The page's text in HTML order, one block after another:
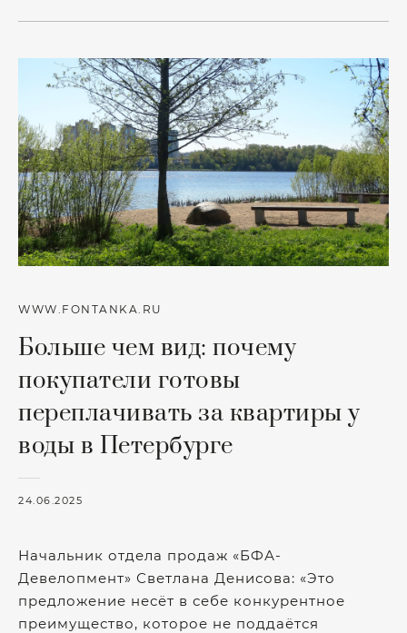
WWW.FONTANKA.RU
Больше чем вид: почему
покупатели готовы
переплачивать за квартиры у
воды в Петербурге
24.06.2025
Начальник отдела продаж «БФА-
Девелопмент» Светлана Денисова: «Это
предложение несёт в себе конкурентное
преимущество, которое не поддаётся